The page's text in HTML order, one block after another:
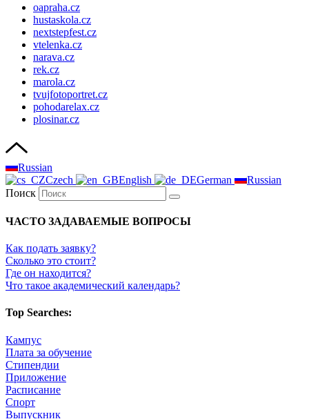
oapraha.cz
hustaskola.cz
nextstepfest.cz
vtelenka.cz
narava.cz
rek.cz
marola.cz
tvujfotoportret.cz
pohodarelax.cz
plosinar.cz
Russian
Czech
English German
Russian
Поиск
ЧАСТО ЗАДАВАЕМЫЕ ВОПРОСЫ
Как подать заявку?
Сколько это стоит?
Где он находится?
Что такое академический календарь?
Top Searches:
Кампус
Плата за обучение
Стипендии
Приложение
Расписание
Спорт
Выпускник